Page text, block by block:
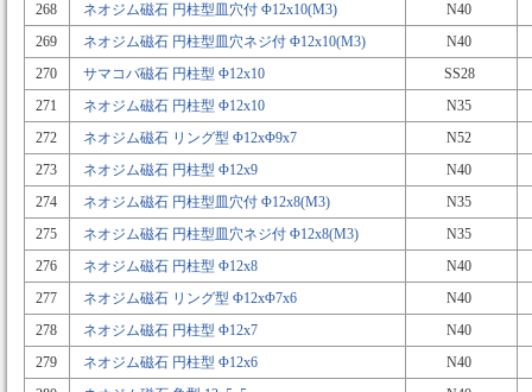
268
ネオジム磁石 円柱型皿穴付 Φ12x10(M3)
N40
269
ネオジム磁石 円柱型皿穴ネジ付 Φ12x10(M3)
N40
270
サマコバ磁石 円柱型 Φ12x10
SS28
271
ネオジム磁石 円柱型 Φ12x10
N35
272
ネオジム磁石 リング型 Φ12xΦ9x7
N52
273
ネオジム磁石 円柱型 Φ12x9
N40
274
ネオジム磁石 円柱型皿穴付 Φ12x8(M3)
N35
275
ネオジム磁石 円柱型皿穴ネジ付 Φ12x8(M3)
N35
276
ネオジム磁石 円柱型 Φ12x8
N40
277
ネオジム磁石 リング型 Φ12xΦ7x6
N40
278
ネオジム磁石 円柱型 Φ12x7
N40
279
ネオジム磁石 円柱型 Φ12x6
N40